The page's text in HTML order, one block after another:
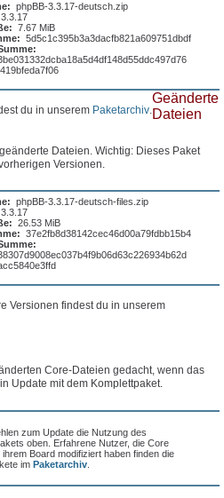
phpBB-3.3.17-deutsch.zip
3.3.17
7.67 MiB
5d5c1c395b3a3dacfb821a609751dbdf
du in unserem Paketarchiv.
Geänderte
Dateien
Dateien. Wichtig: Dieses Paket
Versionen.
phpBB-3.3.17-deutsch-files.zip
3.3.17
26.53 MiB
37e2fb8d38142cec46d00a79fdbb15b4
Versionen findest du in unserem
Core-Dateien gedacht, wenn das
Update mit dem Komplettpaket.
zum Update die Nutzung des
oben. Erfahrene Nutzer, die Core
ihrem Board modifiziert haben finden die
imPaketarchiv